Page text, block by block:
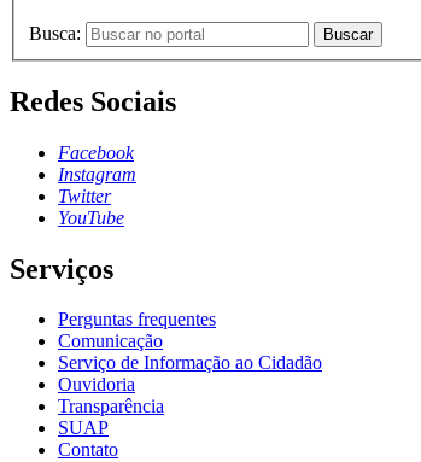
Busca: Buscar
Redes Sociais
Facebook
Instagram
Twitter
YouTube
Serviços
Perguntas frequentes
Comunicação
Serviço de Informação ao Cidadão
Ouvidoria
Transparência
SUAP
Contato